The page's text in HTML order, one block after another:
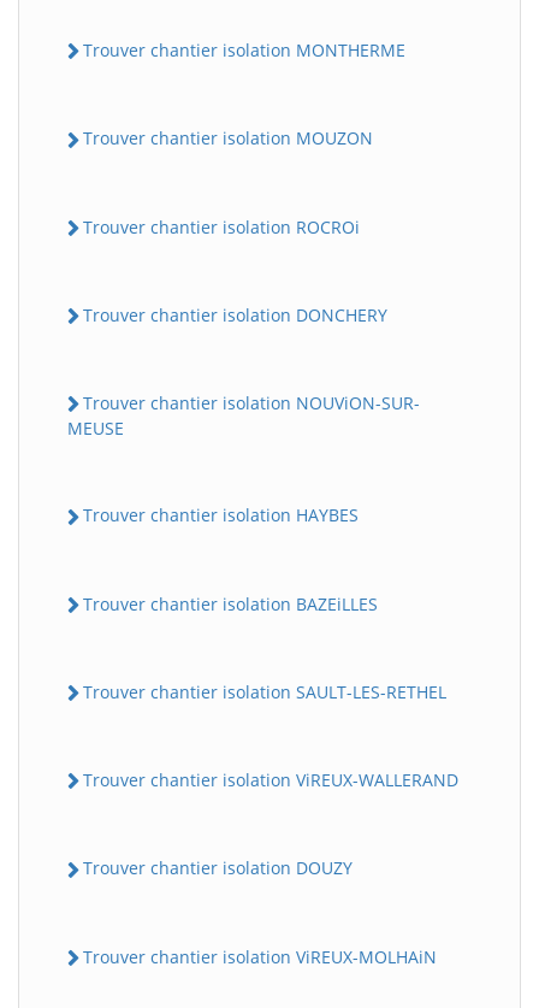
Trouver chantier isolation MONTHERME
Trouver chantier isolation MOUZON
Trouver chantier isolation ROCROi
Trouver chantier isolation DONCHERY
Trouver chantier isolation NOUViON-SUR-
MEUSE
Trouver chantier isolation HAYBES
Trouver chantier isolation BAZEiLLES
Trouver chantier isolation SAULT-LES-RETHEL
Trouver chantier isolation ViREUX-WALLERAND
Trouver chantier isolation DOUZY
Trouver chantier isolation ViREUX-MOLHAiN